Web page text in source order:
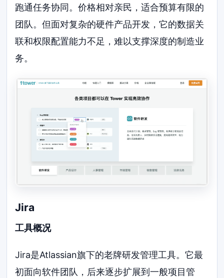
跑通任务协同。价格相对亲民，适合预算有限的
团队。但面对复杂的硬件产品开发，它的数据关
联和权限配置能力不足，难以支撑深度的制造业
务。
Jira
工具概况
Jira是Atlassian旗下的老牌研发管理工具。它最
初面向软件团队，后来逐步扩展到一般项目管